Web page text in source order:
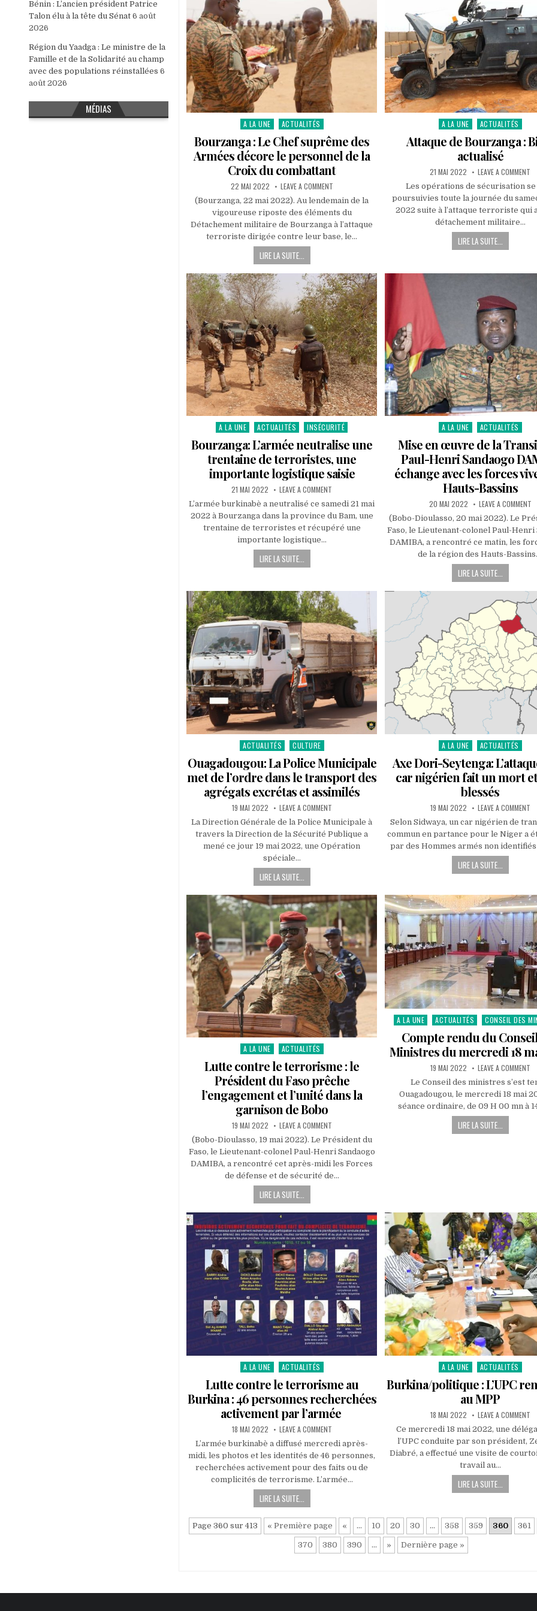
Posted
A LA UNE ACTUALITÉS
Bourzanga : Le Chef suprême des
Armées décore le personnel de la
Croix du combattant
PUBLISHED
DATE:
22 MAI 2022 LEAVE A COMMENTON
:
CHEF
SUPRÊME
DES
ARMÉES
DÉCORE
LA
CROIX
DU
COMBATTANT
(Bourzanga, 22 mai 2022). Au lendemain de la
vigoureuse riposte des éléments du
Détachement militaire de Bourzanga à l’attaque
terroriste dirigée contre leur base, le…
LIRE LA SUITE...
Posted
A LA UNE ACTUALITÉS
Attaque de Bourzanga :
actualisé
PUBLISHED
DATE:
21 MAI 2022 LEAVE A COMMENT
DE
:
Les opérations de sécurisation
poursuivies toute la journée du
2022 suite à l’attaque terroriste qui
détachement militaire…
LIRE LA SUITE...
Posted
A LA UNE ACTUALITÉS INSÉCURITÉ
Bourzanga: L’armée neutralise une
trentaine de terroristes, une
importante logistique saisie
PUBLISHED
DATE:
21 MAI 2022 LEAVE A COMMENT
L’ARMÉE
UNE
TRENTAINE
DE
L’armée burkinabè a neutralisé ce samedi 21 mai
2022 à Bourzanga dans la province du Bam, une
trentaine de terroristes et récupéré une
importante logistique…
LIRE LA SUITE...
Posted
A LA UNE ACTUALITÉS
Mise en œuvre de la
Paul-Henri Sandaogo
échange avec les forces
Hauts-Bassins
PUBLISHED
DATE:
20 MAI 2022 LEAVE A COMMENTON
LA
:
LES
(Bobo-Dioulasso, 20 mai 2022). Le
Faso, le Lieutenant-colonel Paul-Henri
DAMIBA, a rencontré ce matin, les
de la région des Hauts-
LIRE LA SUITE...
Posted
ACTUALITÉS CULTURE
Ouagadougou: La Police Municipale
met de l’ordre dans le transport des
agrégats excrétas et assimilés
PUBLISHED
DATE:
19 MAI 2022 LEAVE A COMMENTON
LA
POLICE
MUNICIPALE
MET
DE
AGRÉGATS
EXCRÉTAS
ET
ASSIMILÉS
La Direction Générale de la Police Municipale à
travers la Direction de la Sécurité Publique a
mené ce jour 19 mai 2022, une Opération
spéciale…
LIRE LA SUITE...
Posted
in
A LA UNE ACTUALITÉS
Axe Dori-Seytenga:
car nigérien fait un mort
blessés
PUBLISHED
DATE:
19 MAI 2022 LEAVE A COMMENTON
Selon Sidwaya, un car nigérien de
commun en partance pour le Niger a
par des Hommes armés non identifiés
LIRE LA SUITE...
Posted
A LA UNE ACTUALITÉS
Lutte contre le terrorisme : le
Président du Faso prêche
l’engagement et l’unité dans la
garnison de Bobo
PUBLISHED
DATE:
19 MAI 2022 LEAVE A COMMENTON
CONTRE
LE
TERRORISME
:
LE
PRÉSIDENT
ET
DANS
LA
GARNISON
DE
(Bobo-Dioulasso, 19 mai 2022). Le Président du
Faso, le Lieutenant-colonel Paul-Henri Sandaogo
DAMIBA, a rencontré cet après-midi les Forces
de défense et de sécurité de…
LIRE LA SUITE...
Posted
A LA UNE ACTUALITÉS CONSEIL DES
Compte rendu du
Ministres du mercredi 18
PUBLISHED
DATE:
19 MAI 2022 LEAVE A COMMENTON
Le Conseil des ministres s’est
Ouagadougou, le mercredi 18 mai
séance ordinaire, de 09 H 00 mn à
LIRE LA SUITE...
Posted
A LA UNE ACTUALITÉS
Lutte contre le terrorisme au
Burkina : 46 personnes recherchées
activement par l’armée
PUBLISHED
DATE:
18 MAI 2022 LEAVE A COMMENTON
CONTRE
TERRORISME
AU
BURKINA
:
L’ARMÉE
L’armée burkinabè a diffusé mercredi après-
midi, les photos et les identités de 46 personnes,
recherchées activement pour des faits ou de
complicités de terrorisme. L’armée…
LIRE LA SUITE...
Posted
A LA UNE ACTUALITÉS
Burkina/politique : L’UPC
au MPP
PUBLISHED
DATE:
18 MAI 2022 LEAVE A COMMENTON
AU
Ce mercredi 18 mai 2022, une
l’UPC conduite par son président,
Diabré, a effectué une visite de
travail au…
LIRE LA SUITE...
Page 360 sur 413 « Première page « … 10 20 30 … 358 359 360 361
370 380 390 … » Dernière page »
Bénin : L’ancien président Patrice
Talon élu à la tête du Sénat 6 août
2026
Région du Yaadga : Le ministre de la
Famille et de la Solidarité au champ
avec des populations réinstallées 6
août 2026
MÉDIAS